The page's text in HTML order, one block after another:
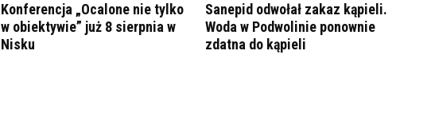
Konferencja „Ocalone nie tylko
w obiektywie” już 8 sierpnia w
Nisku
Sanepid odwołał zakaz kąpieli.
Woda w Podwolinie ponownie
zdatna do kąpieli